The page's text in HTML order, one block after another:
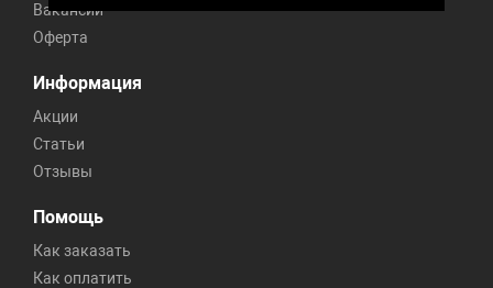
Вакансии
Оферта
Информация
Акции
Статьи
Отзывы
Помощь
Как заказать
Как оплатить